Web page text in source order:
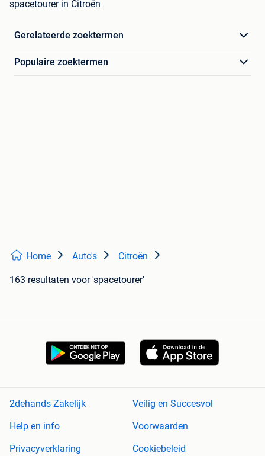
spacetourer in Citroën
Gerelateerde zoektermen
Populaire zoektermen
Home Auto's Citroën
163 resultaten voor 'spacetourer'
2dehands Zakelijk
Veilig en Succesvol
Help en info
Voorwaarden
Privacyverklaring
Cookiebeleid